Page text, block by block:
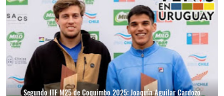
Segundo ITF M25 de Coquimbo 2025: Joaquín Aguilar Cardozo